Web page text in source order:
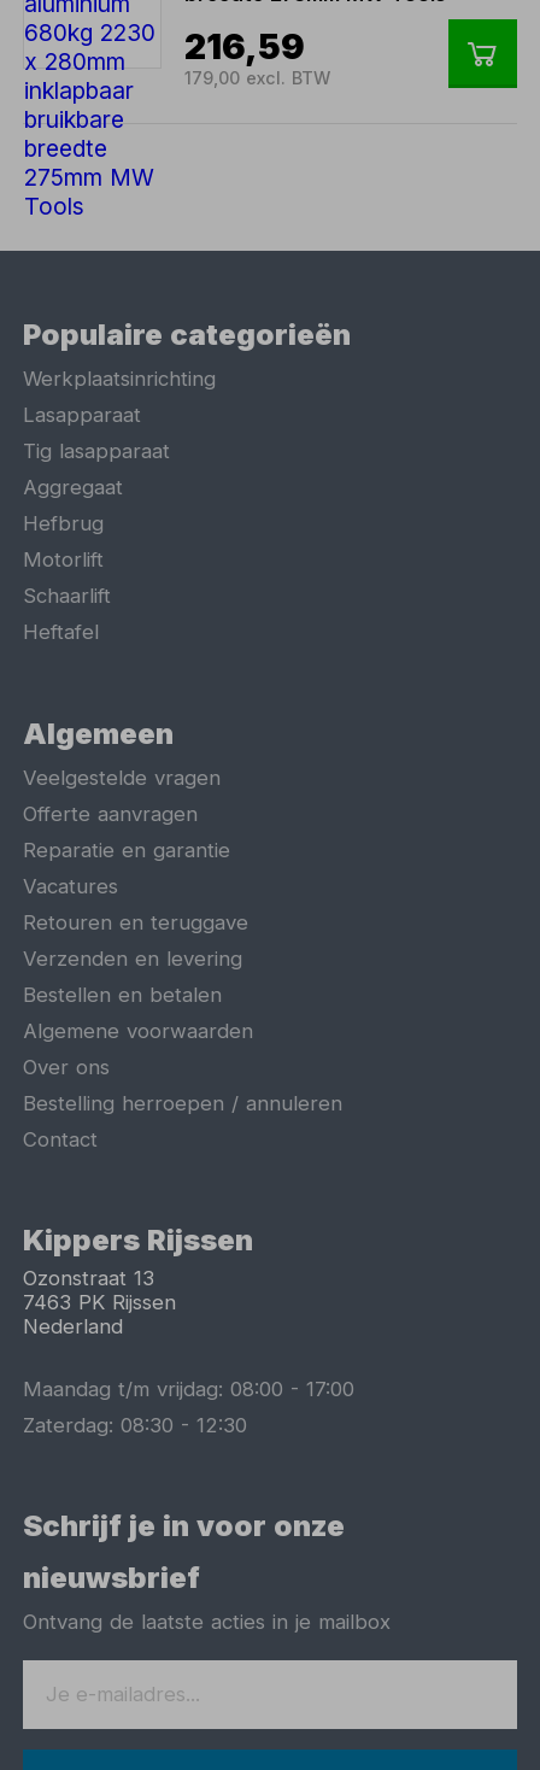
216,59
179,00 excl. BTW
Populaire categorieën
Werkplaatsinrichting
Lasapparaat
Tig lasapparaat
Aggregaat
Hefbrug
Motorlift
Schaarlift
Heftafel
Algemeen
Veelgestelde vragen
Offerte aanvragen
Reparatie en garantie
Vacatures
Retouren en teruggave
Verzenden en levering
Bestellen en betalen
Algemene voorwaarden
Over ons
Bestelling herroepen / annuleren
Contact
Kippers Rijssen
Ozonstraat 13
7463 PK Rijssen
Nederland
Maandag t/m vrijdag:08:00 -17:00
Zaterdag:08:30 -12:30
Schrijf je in voor onze
nieuwsbrief
Ontvang de laatste acties in je mailbox